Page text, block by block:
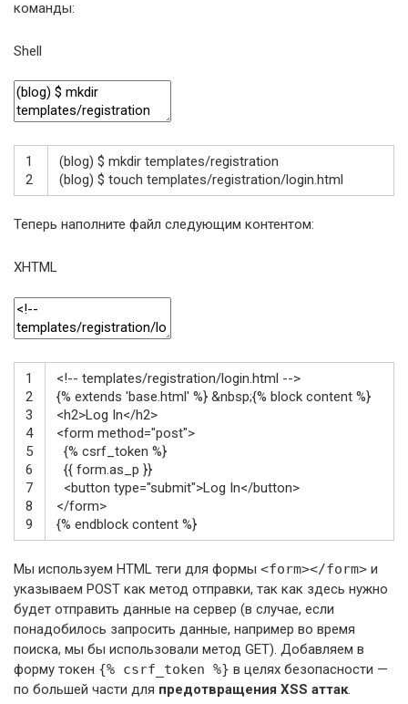
команды:
Shell
1
2
(blog) $ mkdir templates/registration
(blog) $ touch templates/registration/login.html
Теперь наполните файл следующим контентом:
XHTML
1
2
3
4
5
6
7
8
9
<!-- templates/registration/login.html -->
{% extends 'base.html' %} &nbsp;{% block content %}
<h2>Log In</h2>
<form method="post">
{% csrf_token %}
{{ form.as_p }}
<button type="submit">Log In</button>
</form>
{% endblock content %}
Мы используем HTML теги для формы <form></form> и
указываем POST как метод отправки, так как здесь нужно
будет отправить данные на сервер (в случае, если
понадобилось запросить данные, например во время
поиска, мы бы использовали метод GET). Добавляем в
форму токен {% csrf_token %} в целях безопасности —
по большей части для предотвращения XSS аттак.